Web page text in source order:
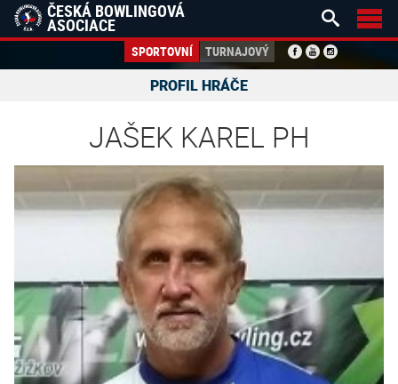
ČESKÁ BOWLINGOVÁ
ASOCIACE
SPORTOVNÍ TURNAJOVÝ
 
PROFIL HRÁČE
JAŠEK KAREL PH